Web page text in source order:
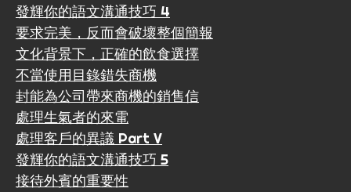
發輝你的語文溝通技巧 4
要求完美，反而會破壞整個簡報
文化背景下，正確的飲食選擇
不當使用目錄錯失商機
封能為公司帶來商機的銷售信
處理生氣者的來電
處理客戶的異議 Part V
發輝你的語文溝通技巧 5
接待外賓的重要性